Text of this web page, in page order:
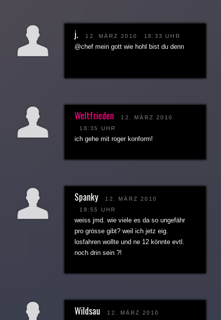
j. 12. MÄRZ 2010 18:33 UHR
@chef mein gott wie hohl bist du denn
Weltfrieden
12. MÄRZ 2010
18:35 UHR
ich gehe mit roger konform!
Spanky
12. MÄRZ 2010
18:55 UHR
weiss jmd. wie viele es da so ungefähr
pro grösse gibt? weil ich jetz eig.
losfahren wollte und ne 12 könnte evtl.
noch drin sein ?!
Wildsau
12. MÄRZ 2010